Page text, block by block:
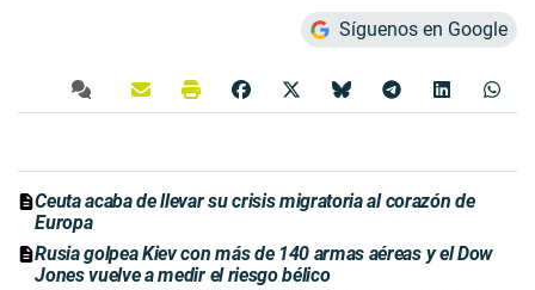
Síguenos en Google
Ceuta acaba de llevar su crisis migratoria al corazón de
Europa
Rusia golpea Kiev con más de 140 armas aéreas y el Dow
Jones vuelve a medir el riesgo bélico